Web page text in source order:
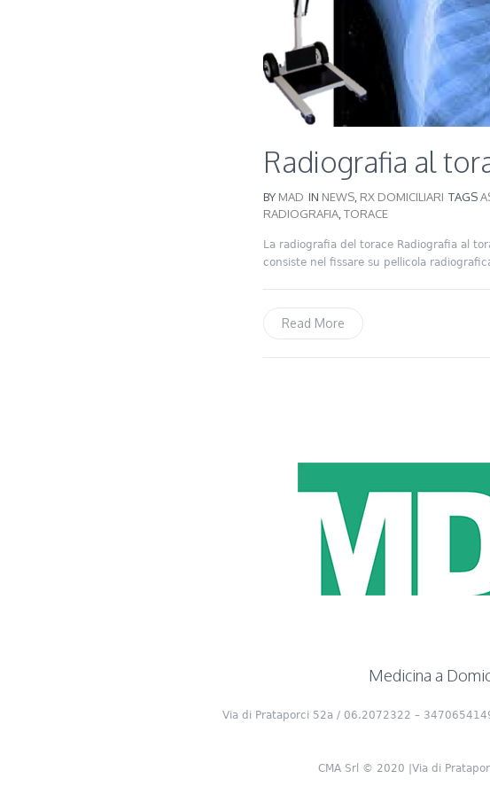
Radiografia al
BY MAD IN NEWS, RX DOMICILIARI TAGS
RADIOGRAFIA,TORACE
La radiografia del torace Radiografia al
consiste nel fissare su pellicola
Read More
Medicina a
Via di Prataporci 52a / 06.2072322 –
CMA Srl © 2020 |Via di